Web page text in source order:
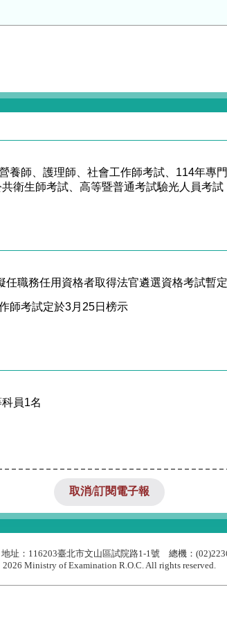
養師、護理師、社會工作師考試、114年專
衛生師考試、高等暨普通考試驗光人員考試
職務任用資格者取得法官遴選資格考試暫
師考試定於3月25日榜示
員1名
取消/訂閱電子報
址：116203臺北市文山區試院路1-1號 總機：
2026 Ministry of Examination R.O.C. All rights reserved.